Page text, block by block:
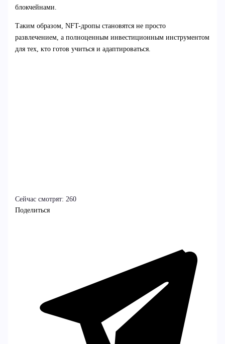
блокчейнами.
Таким образом, NFT-дропы становятся не просто
развлечением, а полноценным инвестиционным инструментом
для тех, кто готов учиться и адаптироваться.
Сейчас смотрят: 260
Поделиться